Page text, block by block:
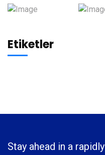
Etiketler
Stay ahead in a